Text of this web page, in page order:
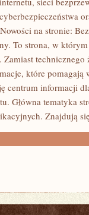
na stronie:
To strona, w
Zamiast
które pomagają
centrum informacji
Główna tematyka
Znajdują